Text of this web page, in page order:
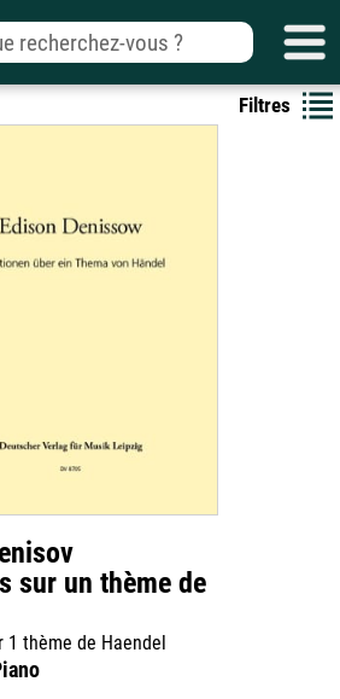
Filtres
sur un thème de
1 thème de Haendel